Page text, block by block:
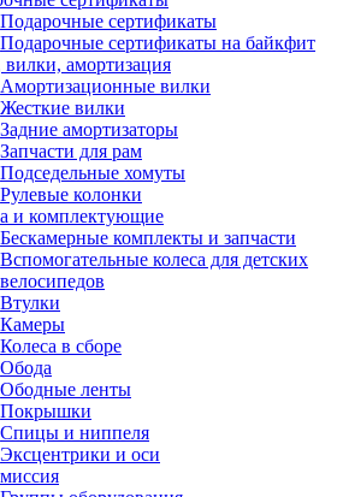
Подарочные сертификаты
Подарочные сертификаты на байкфит
амортизация
Амортизационные вилки
Жесткие вилки
Задние амортизаторы
Запчасти для рам
Подседельные хомуты
Рулевые колонки
и комплектующие
Бескамерные комплекты и запчасти
Вспомогательные колеса для детских
велосипедов
Втулки
Камеры
Колеса в сборе
Обода
Ободные ленты
Покрышки
Спицы и ниппеля
Эксцентрики и оси